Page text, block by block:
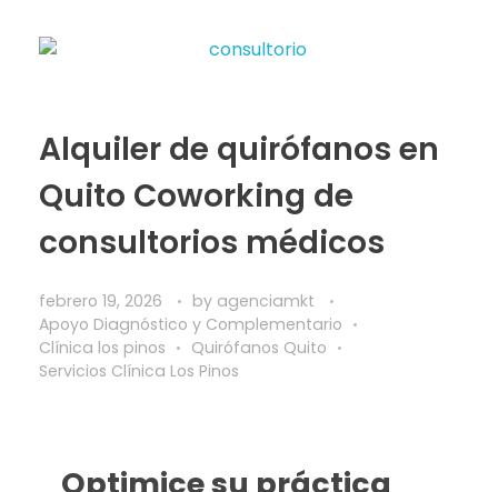
Alquiler de quirófanos en
Quito Coworking de
consultorios médicos
febrero 19, 2026 by agenciamkt
Apoyo Diagnóstico y Complementario
Clínica los pinos
Quirófanos Quito
Servicios Clínica Los Pinos